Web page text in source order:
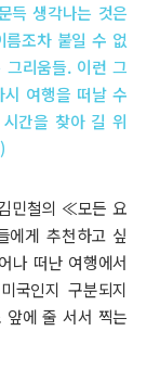
득 생각나는 것은
름조차 붙일 수 없
리움들. 이런 그
여행을 떠날 수
간을 찾아 길 위
민철의 ≪모든 요
에게 추천하고 싶
나 떠난 여행에서
국인지 구분되지
앞에 줄 서서 찍는